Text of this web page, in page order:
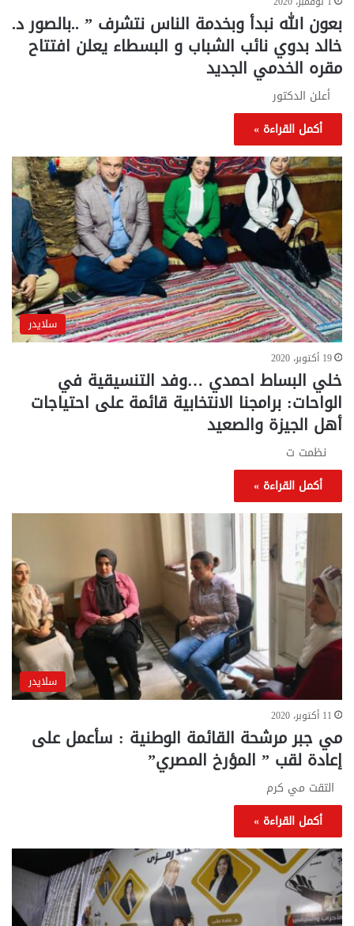
بعون الله نبدأ وبخدمة الناس نتشرف ” ..بالصور د.
خالد بدوي نائب الشباب و البسطاء يعلن افتتاح
مقره الخدمي الجديد
أعلن الدكتور
أكمل القراءة »
سلايدر
19 أكتوبر، 2020
خلي البساط احمدي …وفد التنسيقية في
الواحات: برامجنا الانتخابية قائمة على احتياجات
أهل الجيزة والصعيد
نظمت ت
أكمل القراءة »
سلايدر
11 أكتوبر، 2020
مي جبر مرشحة القائمة الوطنية : سأعمل على
إعادة لقب ” المؤرخ المصري”
التقت مي كرم
أكمل القراءة »